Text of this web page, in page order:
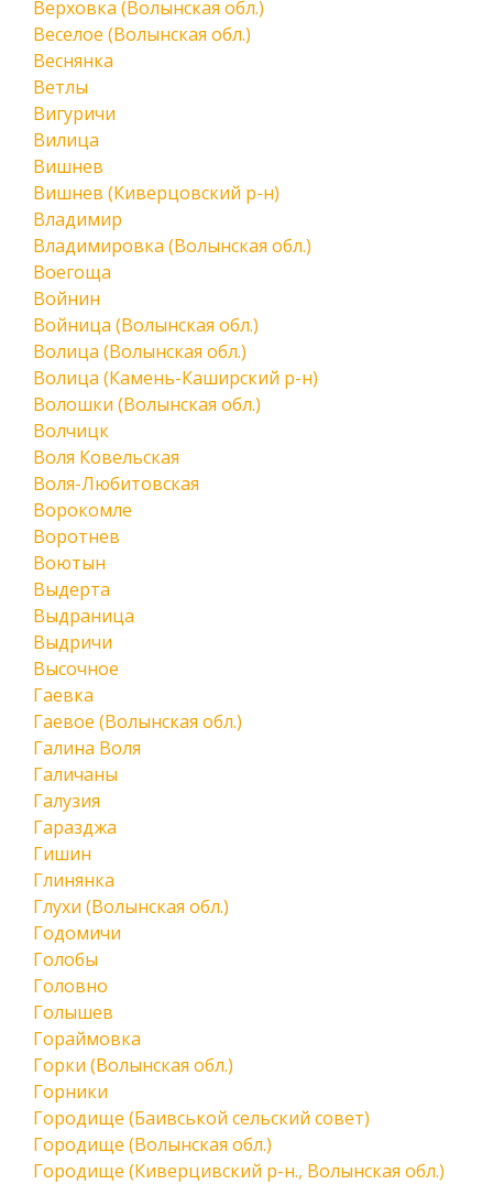
Верховка (Волынская обл.)
Веселое (Волынская обл.)
Веснянка
Ветлы
Вигуричи
Вилица
Вишнев
Вишнев (Киверцовский р-н)
Владимир
Владимировка (Волынская обл.)
Воегоща
Войнин
Войница (Волынская обл.)
Волица (Волынская обл.)
Волица (Камень-Каширский р-н)
Волошки (Волынская обл.)
Волчицк
Воля Ковельская
Воля-Любитовская
Ворокомле
Воротнев
Воютын
Выдерта
Выдраница
Выдричи
Высочное
Гаевка
Гаевое (Волынская обл.)
Галина Воля
Галичаны
Галузия
Гаразджа
Гишин
Глинянка
Глухи (Волынская обл.)
Годомичи
Голобы
Головно
Голышев
Гораймовка
Горки (Волынская обл.)
Горники
Городище (Баивськой сельский совет)
Городище (Волынская обл.)
Городище (Киверцивский р-н., Волынская обл.)